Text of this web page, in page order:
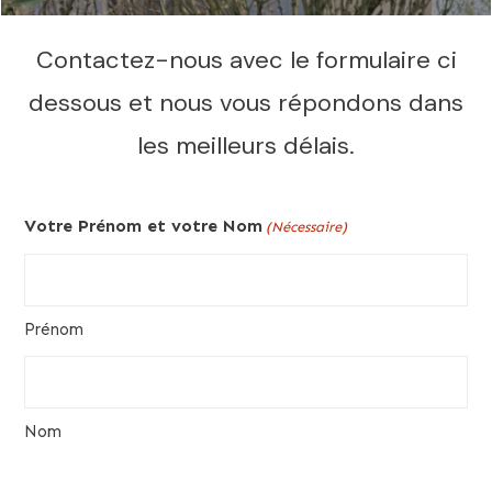
Contactez-nous avec le formulaire ci
dessous et nous vous répondons dans
les meilleurs délais.
Votre Prénom et votre Nom (Nécessaire)
Prénom
Nom